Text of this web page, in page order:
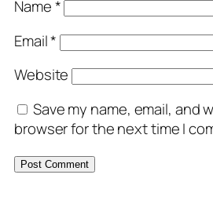
Name*
Email*
Website
Save my name, email, and
browser for the next time I